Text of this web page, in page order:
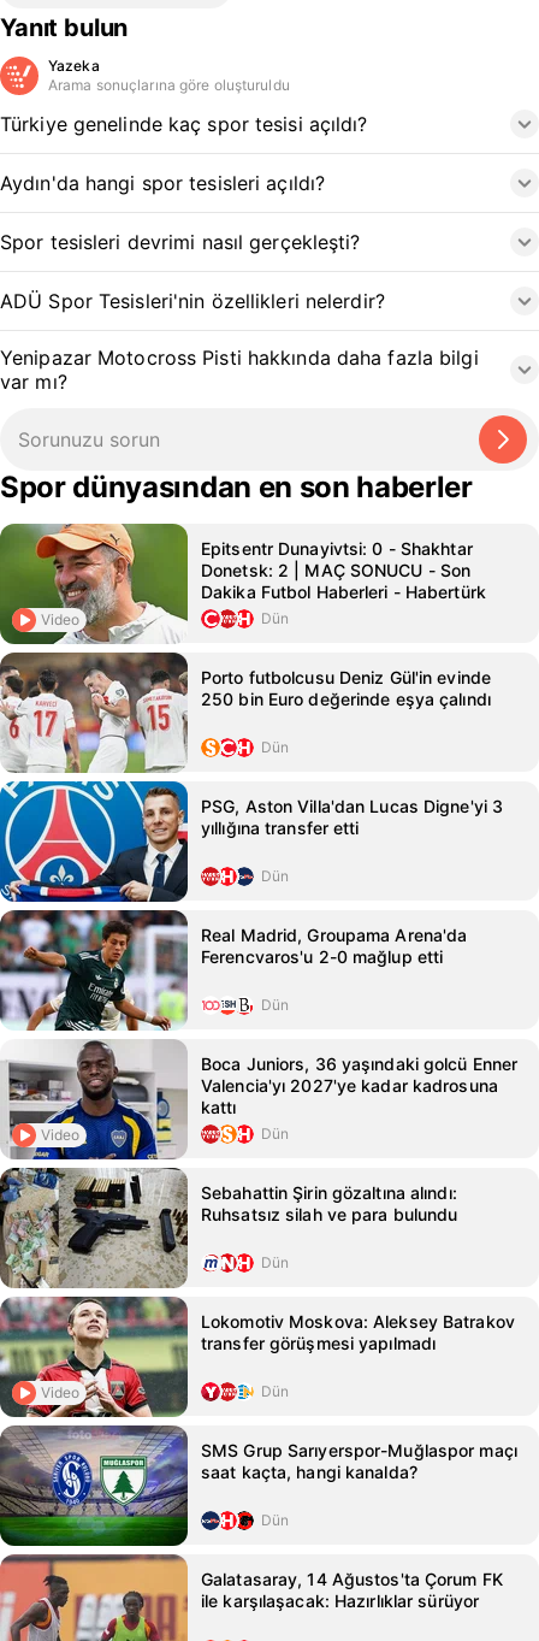
Yanıt bulun
Yazeka
Arama sonuçlarına göre oluşturuldu
Türkiye genelinde kaç spor tesisi açıldı?
Aydın'da hangi spor tesisleri açıldı?
Spor tesisleri devrimi nasıl gerçekleşti?
ADÜ Spor Tesisleri'nin özellikleri nelerdir?
Yenipazar Motocross Pisti hakkında daha fazla bilgi
var mı?
Spor dünyasından en son haberler
Video
Epitsentr Dunayivtsi: 0 - Shakhtar
Donetsk: 2 | MAÇ SONUCU - Son
Dakika Futbol Haberleri - Habertürk
Dün
Porto futbolcusu Deniz Gül'in evinde
250 bin Euro değerinde eşya çalındı
Dün
PSG, Aston Villa'dan Lucas Digne'yi 3
yıllığına transfer etti
Dün
Real Madrid, Groupama Arena'da
Ferencvaros'u 2-0 mağlup etti
Dün
Video
Boca Juniors, 36 yaşındaki golcü Enner
Valencia'yı 2027'ye kadar kadrosuna
kattı
Dün
Sebahattin Şirin gözaltına alındı:
Ruhsatsız silah ve para bulundu
Dün
Video
Lokomotiv Moskova: Aleksey Batrakov
transfer görüşmesi yapılmadı
Dün
SMS Grup Sarıyerspor-Muğlaspor maçı
saat kaçta, hangi kanalda?
Dün
Galatasaray, 14 Ağustos'ta Çorum FK
ile karşılaşacak: Hazırlıklar sürüyor